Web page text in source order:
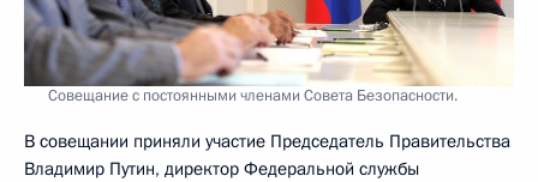
Совещание с постоянными членами Совета Безопасности.
В совещании приняли участие Председатель Правительства
Владимир Путин, директор Федеральной службы